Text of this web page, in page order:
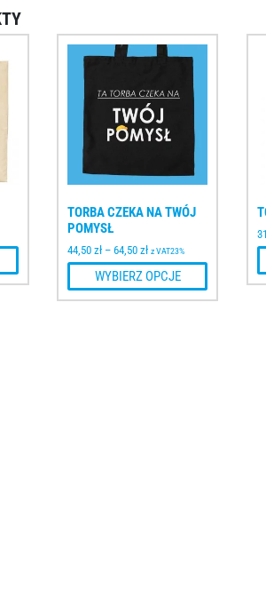
TORBA CZEKA NA TWÓJ
POMYSŁ
44,50zł – 64,50zł z VAT23%
WYBIERZ OPCJE